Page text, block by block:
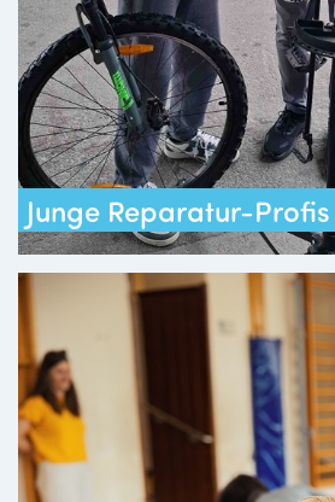
Junge Reparatur-Profis